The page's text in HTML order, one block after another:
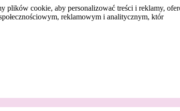
plików cookie, aby personalizować treści i reklamy,
reklamowym i analitycznym, któr